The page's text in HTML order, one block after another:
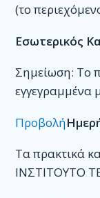
(το
Εσωτερικός
Σημείωση: Το
εγγεγραμμένα
Προβολή
Τα πρακτικά
ΙΝΣΤΙΤΟΥΤΟ